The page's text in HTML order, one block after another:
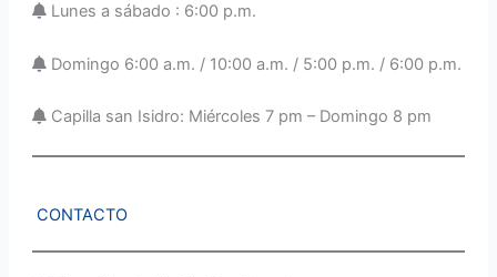
Lunes a sábado : 6:00 p.m.
Domingo 6:00 a.m. / 10:00 a.m. / 5:00 p.m. / 6:00 p.m.
Capilla san Isidro: Miércoles 7 pm – Domingo 8 pm
CONTACTO